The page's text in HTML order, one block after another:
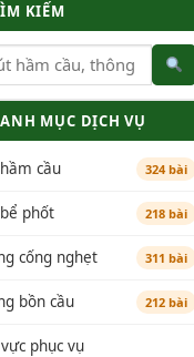
KIẾM
MỤC DỊCH VỤ
cầu 324 bài
phốt 218 bài
cống nghẹt 311 bài
bồn cầu 212 bài
phục vụ